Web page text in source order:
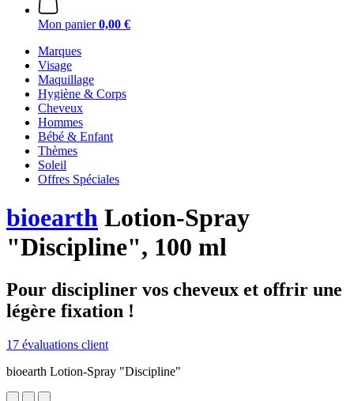
Mon panier 0,00 €
Marques
Visage
Maquillage
Hygiène & Corps
Cheveux
Hommes
Bébé & Enfant
Thèmes
Soleil
Offres Spéciales
bioearth Lotion-Spray
"Discipline", 100 ml
Pour discipliner vos cheveux et offrir une
légère fixation !
17 évaluations client
bioearth Lotion-Spray "Discipline"